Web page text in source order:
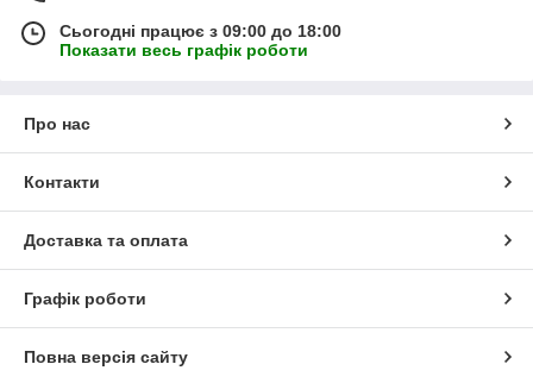
Сьогодні працює з 09:00 до 18:00
Показати весь графік роботи
Про нас
Контакти
Доставка та оплата
Графік роботи
Повна версія сайту